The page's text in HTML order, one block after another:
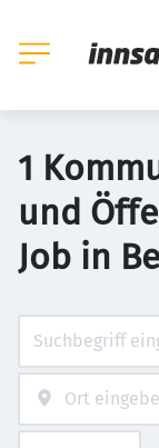
1
und
Job in